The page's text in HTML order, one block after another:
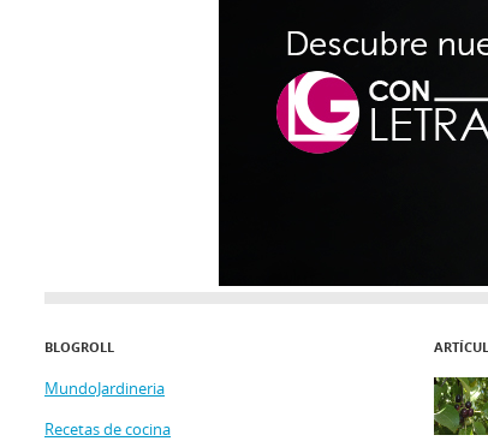
BLOGROLL
MundoJardineria
Recetas de cocina